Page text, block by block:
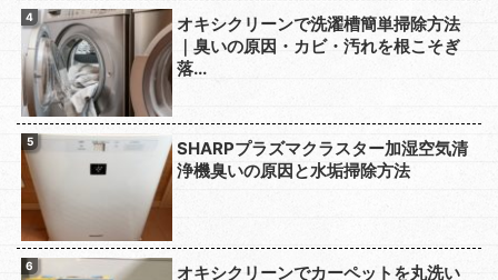
オキシクリーンで洗濯槽簡単掃除方法
｜臭いの原因・カビ・汚れを根こそぎ
落...
SHARPプラズマクラスター加湿空気清
浄機臭いの原因と水垢掃除方法
オキシクリーンでカーペットを丸洗い